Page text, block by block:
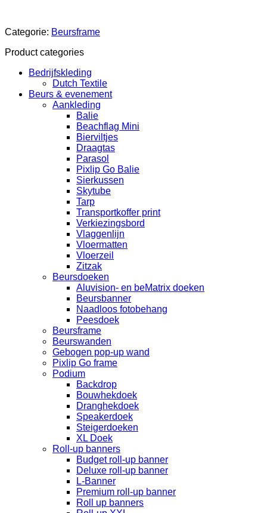
Categorie: Beursframe
Product categories
Bedrijfskleding
Dutch Textile
Beurs & evenement
Aankleding
Balie
Beachflag Mini
Bierviltjes
Draagtas
Parasol
Pixlip Go Balie
Sierkussen
Skytube
Tarp
Transportkoffer print
Verkiezingsbord
Vlaggenlijn
Vloermatten
Vloerzeil
Zitzak
Beursdoeken
Aluvision- en beMatrix doeken
Beursbanner
Naadloos fotobehang
Peesdoek
Beursframe
Beurswanden
Gebogen pop-up wand
Pixlip Go frame
Podium
Backdrop
Bouwhekdoek
Dranghekdoek
Speakerdoek
Steigerdoeken
XL Doek
Roll-up banners
Budget roll-up banner
Deluxe roll-up banner
L-Banner
Premium roll-up banner
Roll up banners